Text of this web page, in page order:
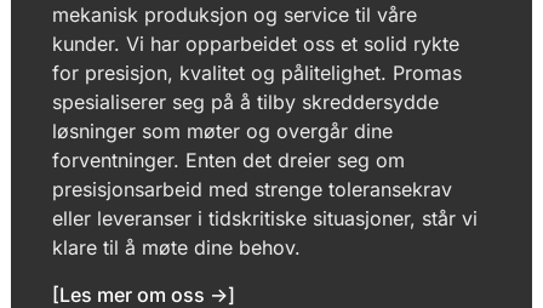
mekanisk produksjon og service til våre
kunder. Vi har opparbeidet oss et solid rykte
for presisjon, kvalitet og pålitelighet. Promas
spesialiserer seg på å tilby skreddersydde
løsninger som møter og overgår dine
forventninger. Enten det dreier seg om
presisjonsarbeid med strenge toleransekrav
eller leveranser i tidskritiske situasjoner, står vi
klare til å møte dine behov.
[Les mer om oss ->]